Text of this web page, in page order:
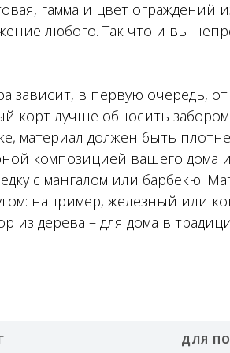
гамма и цвет ограждений
любого. Так что и вы
зависит, в первую очередь, от
корт лучше обносить забором
материал должен быть
композицией вашего дома и
с мангалом или барбекю.
например, железный или
из дерева – для дома в
ДЛЯ